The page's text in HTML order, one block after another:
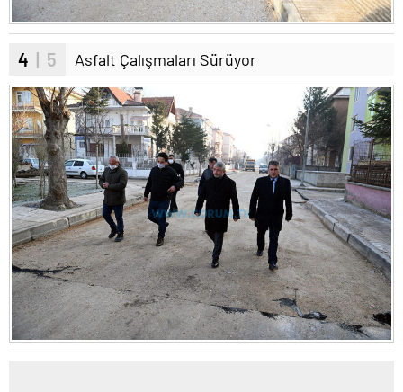
4 | 5 Asfalt Çalışmaları Sürüyor